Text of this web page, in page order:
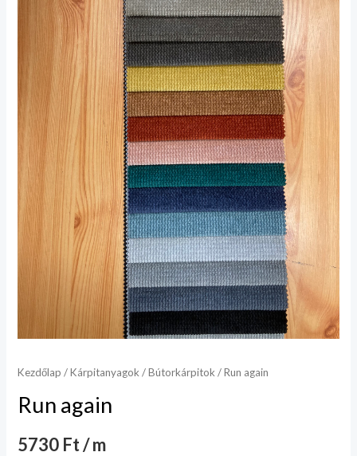
Kezdőlap /Kárpitanyagok /Bútorkárpitok / Run again
Run again
5730 Ft / m